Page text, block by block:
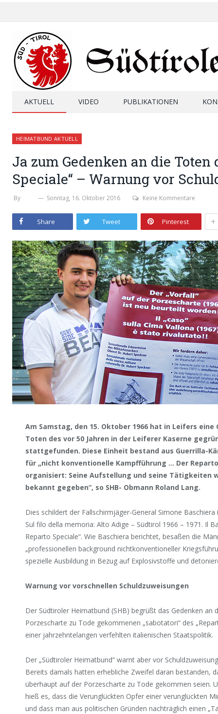
AKTUELL VIDEO PUBLIKATIONEN
HEIMATBUND AKTUELL
Ja zum Gedenken an die Toten
Speciale“ – Warnung vor
By Sonntag, 16. Oktober 2016 Keine Kommentare
Share Tweet Pinterest +
Am Samstag, den 15. Oktober 1966 hat in Leifers
Toten des vor 50 Jahren in der Leiferer Kaserne
stattgefunden. Diese Einheit bestand aus Guerrilla-
für „nicht konventionelle Kampfführung … Der
organisiert: Seine Aufstellung und seine Tätigkeiten
bekannt gegeben“, so SHB- Obmann Roland Lang.
Dies schildert der Fallschirmjäger-General Simone
Sul filo della memoria: Alto Adige – Südtirol 1966 – 1971. Il
Reparto Speciale“. Wie Baschiera berichtet, besaßen die
„professionellen background nichtkonventioneller
spezielle Ausbildung in Bezug auf Explosivstoffe und
Warnung vor vorschnellen Schuldzuweisungen
Der Südtiroler Heimatbund (SHB) begrüßt das Gedenken an
Porzescharte zu Tode gekommenen „sabotatori“ des
einer jahrzehntelangen verfehlten italienischen Staatspolitik.
Der „Südtiroler Heimatbund“ warnt aber vor
Bereits damals hatten erhebliche Zweifel daran bestanden,
überhaupt auf der Porzescharte zu Tode gekommen seien.
hieß es, dass die Verunglückten Opfer einer verunglückten
und dass man aus politischen Gründen nachträglich einen